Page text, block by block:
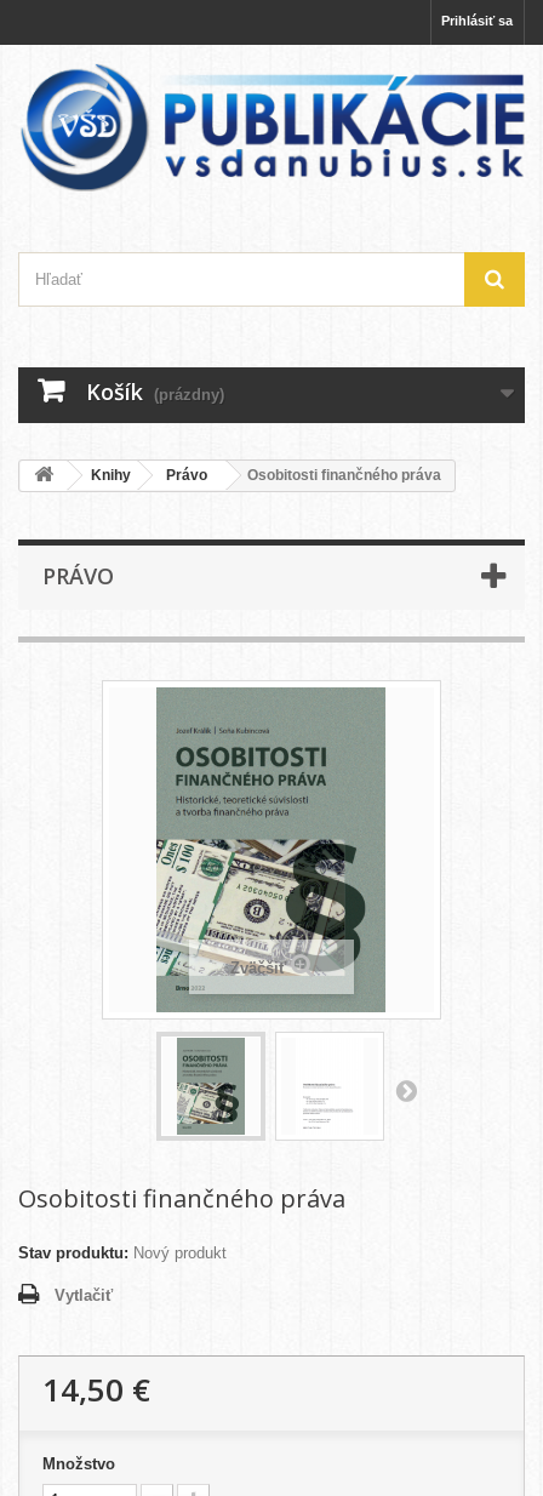
Prihlásiť sa
Košík (prázdny)
Knihy Právo Osobitosti finančného práva
PRÁVO
Zväčšiť
Osobitosti finančného práva
Stav produktu: Nový produkt
Vytlačiť
14,50 €
Množstvo